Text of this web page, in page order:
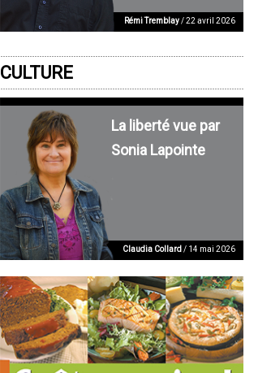
Rémi Tremblay/ 22 avril 2026
CULTURE
La liberté vue par
Sonia Lapointe
Claudia Collard/ 14 mai 2026